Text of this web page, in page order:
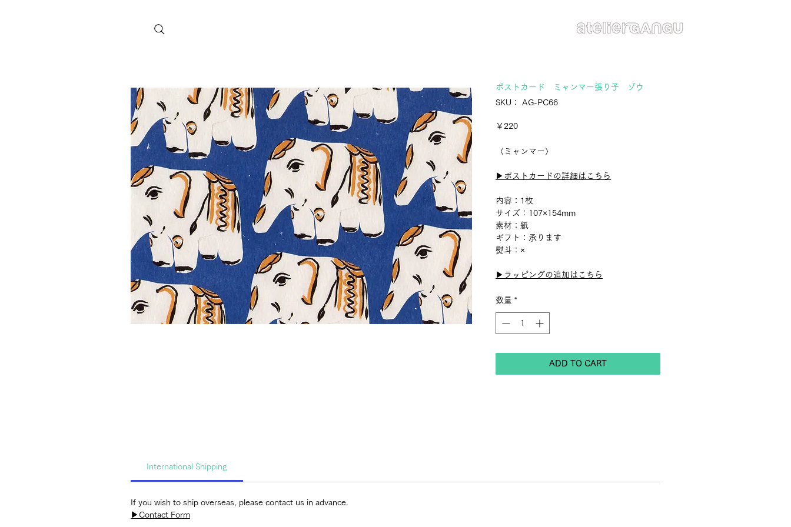
ポストカード ミャンマー張り子 ゾウ
SKU： AG-PC66
￥220価
〈ミャンマー〉
▶︎ポストカードの詳細はこちら
内容：1枚
サイズ：107×154mm
素材：紙
ギフト：承ります
熨斗：×
▶︎ラッピングの追加はこちら
数量 *
ADD TO CART
International Shipping
If you wish to ship overseas, please contact us in advance.
▶︎Contact Form